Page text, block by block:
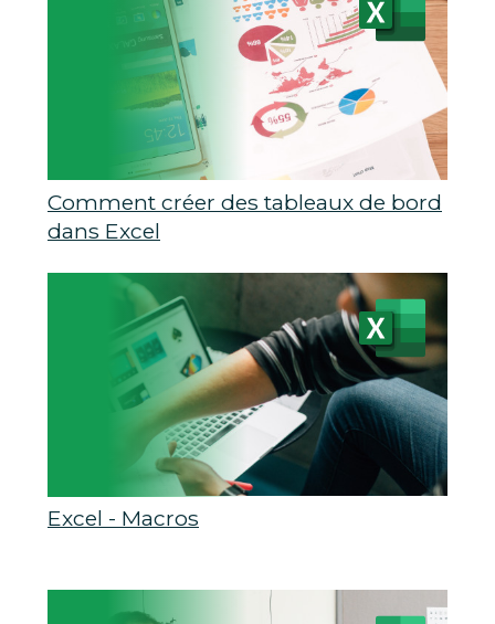
Comment créer des tableaux de bord
dans Excel
Excel - Macros